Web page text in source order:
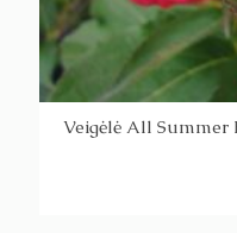
Veigėlė All Summer